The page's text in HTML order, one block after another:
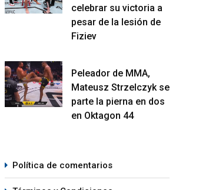
celebrar su victoria a
pesar de la lesión de
Fiziev
Peleador de MMA,
Mateusz Strzelczyk se
parte la pierna en dos
en Oktagon 44
Política de comentarios